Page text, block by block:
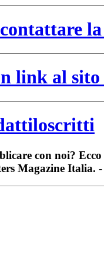
link al
con noi?
Magazine Italia. -